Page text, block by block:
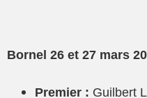
Bornel 26 et 27 mars
Premier : Guilbert